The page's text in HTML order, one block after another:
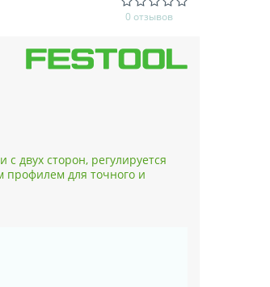
0 отзывов
двух сторон, регулируется
для точного и